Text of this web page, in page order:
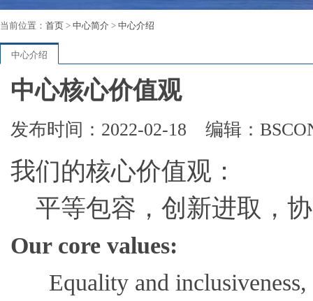
当前位置： 首页 > 中心简介 > 中心介绍
中心介绍
中心核心价值观
发布时间：2022-02-18 编辑：
我们的核心价值观：
平等包容，创新进取，
Our core values:
Equality and